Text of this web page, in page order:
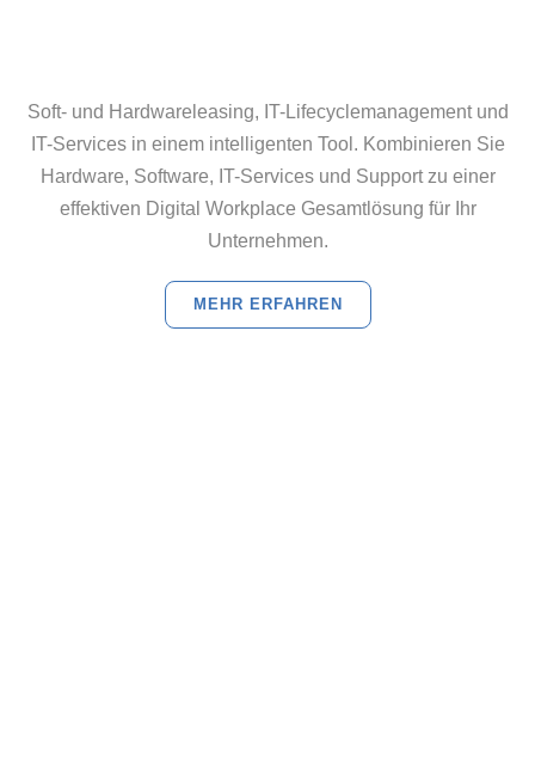
Soft- und Hardwareleasing, IT-Lifecyclemanagement und
IT-Services in einem intelligenten Tool. Kombinieren Sie
Hardware, Software, IT-Services und Support zu einer
effektiven Digital Workplace Gesamtlösung für Ihr
Unternehmen.
MEHR ERFAHREN